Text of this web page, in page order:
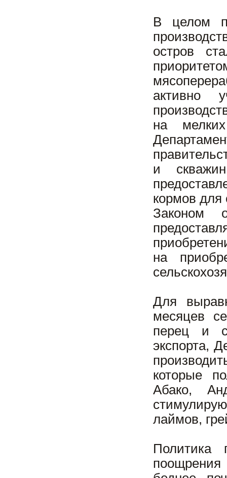
В целом
остров
активно
на
и
кормов для
Законом о
на
Для
месяцев
перец и
экспорта,
которые
Абако,
лаймов,
Политика